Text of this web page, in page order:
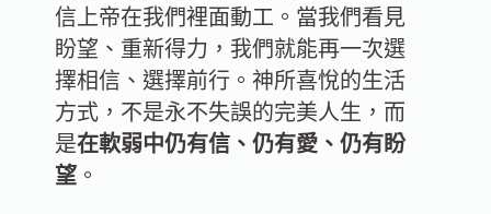
信上帝在我們裡面動工。當我們看見
盼望、重新得力，我們就能再一次選
擇相信、選擇前行。神所喜悅的生活
方式，不是永不失誤的完美人生，而
是在軟弱中仍有信、仍有愛、仍有盼
望 。